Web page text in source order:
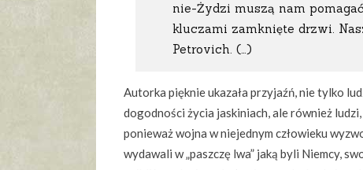
nie-Żydzi muszą nam
kluczami zamknięte drzwi.
Petrovich. (…)
Autorka pięknie ukazała przyjaźń, nie tylko
dogodności życia jaskiniach, ale również
ponieważ wojna w niejednym człowieku
wydawali w „paszczę lwa” jaką byli Niemcy,